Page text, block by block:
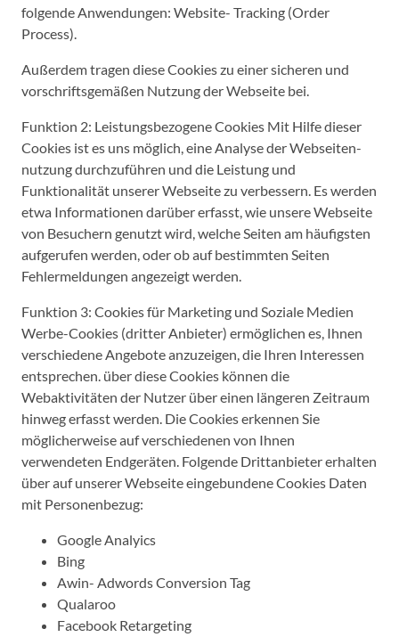
folgende Anwendungen: Website- Tracking (Order
Process).
Außerdem tragen diese Cookies zu einer sicheren und
vorschriftsgemäßen Nutzung der Webseite bei.
Funktion 2: Leistungsbezogene Cookies Mit Hilfe dieser
Cookies ist es uns möglich, eine Analyse der Webseiten-
nutzung durchzuführen und die Leistung und
Funktionalität unserer Webseite zu verbessern. Es werden
etwa Informationen darüber erfasst, wie unsere Webseite
von Besuchern genutzt wird, welche Seiten am häufigsten
aufgerufen werden, oder ob auf bestimmten Seiten
Fehlermeldungen angezeigt werden.
Funktion 3: Cookies für Marketing und Soziale Medien
Werbe-Cookies (dritter Anbieter) ermöglichen es, Ihnen
verschiedene Angebote anzuzeigen, die Ihren Interessen
entsprechen. über diese Cookies können die
Webaktivitäten der Nutzer über einen längeren Zeitraum
hinweg erfasst werden. Die Cookies erkennen Sie
möglicherweise auf verschiedenen von Ihnen
verwendeten Endgeräten. Folgende Drittanbieter erhalten
über auf unserer Webseite eingebundene Cookies Daten
mit Personenbezug:
Google Analyics
Bing
Awin- Adwords Conversion Tag
Qualaroo
Facebook Retargeting